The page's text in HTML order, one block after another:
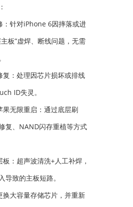
：针对iPhone 6因摔落或进
板”虚焊、断线问题，无需
复：处理因芯片损坏或排线
ID失灵。
果无限重启：通过底层刷
复、NAND闪存重植等方式
：超声波清洗+人工补焊，
导致的主板短路。
换大容量存储芯片，并重新